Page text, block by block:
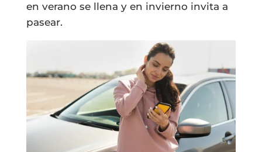
en verano se llena y en invierno invita a
pasear.